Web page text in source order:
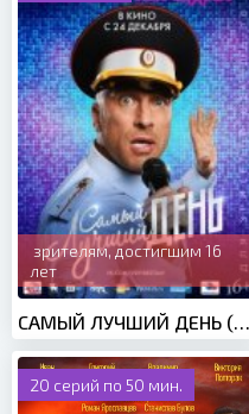
зрителям, достигшим 16
лет
САМЫЙ ЛУЧШИЙ ДЕНЬ (2015)
20 серий по 50 мин.